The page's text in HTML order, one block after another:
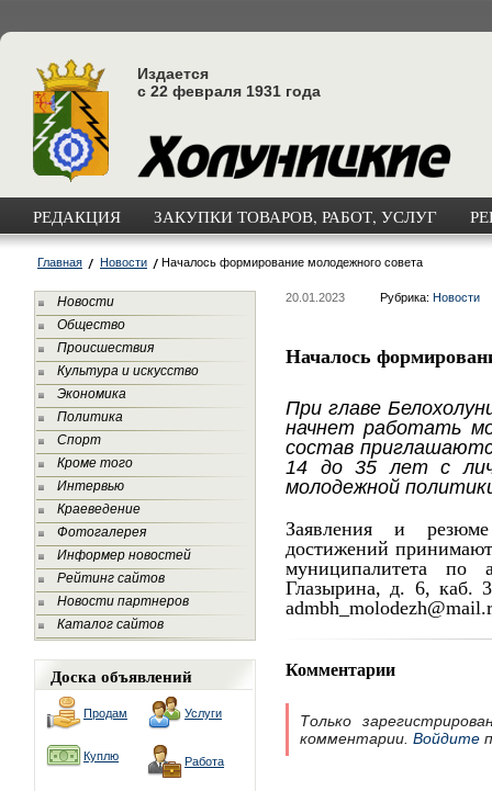
Издается
с 22 февраля 1931 года
РЕДАКЦИЯ ЗАКУПКИ ТОВАРОВ, РАБОТ, УСЛУГ
Главная Новости Началось формирование молодежного совета
Новости
Общество
Происшествия
Культура и искусство
Экономика
Политика
Спорт
Кроме того
Интервью
Краеведение
Фотогалерея
Информер новостей
Рейтинг сайтов
Новости партнеров
Каталог сайтов
Доска объявлений
Продам Услуги
Куплю Работа
20.01.2023 Рубрика: Новости
Началось
При главе
начнет работать
состав
14 до 35 лет с
молодежной
Заявления и
достижений
муниципалитета по
Глазырина, д. 6, каб.
Комментарии
Только
комментарии. Войдите